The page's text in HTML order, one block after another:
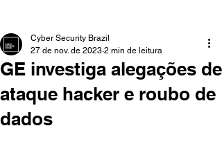
GE investiga alegações de
ataque hacker e roubo de
dados
Cyber Security Brazil
27 de nov. de 2023 2 min de leitura